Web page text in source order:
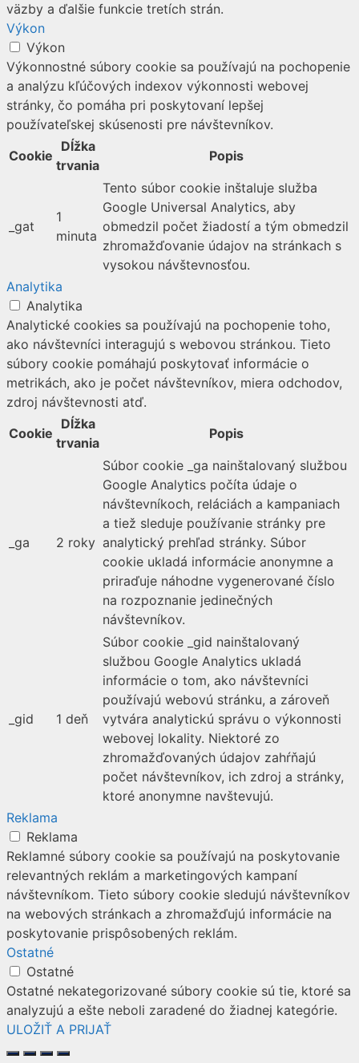
väzby a ďalšie funkcie tretích strán.
Výkon
Výkon
Výkonnostné súbory cookie sa používajú na pochopenie
a analýzu kľúčových indexov výkonnosti webovej
stránky, čo pomáha pri poskytovaní lepšej
používateľskej skúsenosti pre návštevníkov.
Cookie
Dĺžka
trvania
Popis
_gat
1
minuta
Tento súbor cookie inštaluje služba
Google Universal Analytics, aby
obmedzil počet žiadostí a tým obmedzil
zhromažďovanie údajov na stránkach s
vysokou návštevnosťou.
Analytika
Analytika
Analytické cookies sa používajú na pochopenie toho,
ako návštevníci interagujú s webovou stránkou. Tieto
súbory cookie pomáhajú poskytovať informácie o
metrikách, ako je počet návštevníkov, miera odchodov,
zdroj návštevnosti atď.
Cookie
Dĺžka
trvania
Popis
_ga 2 roky
Súbor cookie _ga nainštalovaný službou
Google Analytics počíta údaje o
návštevníkoch, reláciách a kampaniach
a tiež sleduje používanie stránky pre
analytický prehľad stránky. Súbor
cookie ukladá informácie anonymne a
priraďuje náhodne vygenerované číslo
na rozpoznanie jedinečných
návštevníkov.
_gid 1 deň
Súbor cookie _gid nainštalovaný
službou Google Analytics ukladá
informácie o tom, ako návštevníci
používajú webovú stránku, a zároveň
vytvára analytickú správu o výkonnosti
webovej lokality. Niektoré zo
zhromažďovaných údajov zahŕňajú
počet návštevníkov, ich zdroj a stránky,
ktoré anonymne navštevujú.
Reklama
Reklama
Reklamné súbory cookie sa používajú na poskytovanie
relevantných reklám a marketingových kampaní
návštevníkom. Tieto súbory cookie sledujú návštevníkov
na webových stránkach a zhromažďujú informácie na
poskytovanie prispôsobených reklám.
Ostatné
Ostatné
Ostatné nekategorizované súbory cookie sú tie, ktoré sa
analyzujú a ešte neboli zaradené do žiadnej kategórie.
ULOŽIŤ A PRIJAŤ